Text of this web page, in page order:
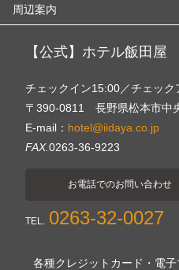
周辺案内
【公式】ホテル飯田屋
チェックイン15:00／チェック
〒390-0811 長野県松本市中
E-mail： hotel@iidaya.co.jp
FAX.0263-36-9223
お電話でのお問い合わせ
TEL. 0263-32-0027
各種クレジットカード・電